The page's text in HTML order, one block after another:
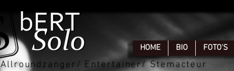
Allroundzanger/ Entertainer/ Stemacteur
HOME BIO FOTO'S